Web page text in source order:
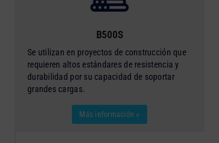
B500S
Se utilizan en proyectos de construcción que
requieren altos estándares de resistencia y
durabilidad por su capacidad de soportar
grandes cargas.
Más información »